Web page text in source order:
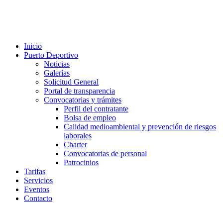
Inicio
Puerto Deportivo
Noticias
Galerías
Solicitud General
Portal de transparencia
Convocatorias y trámites
Perfil del contratante
Bolsa de empleo
Calidad medioambiental y prevención de riesgos
laborales
Charter
Convocatorias de personal
Patrocinios
Tarifas
Servicios
Eventos
Contacto